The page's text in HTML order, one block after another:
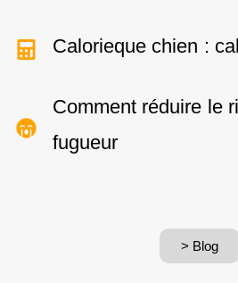
Calorieque chien :
Comment réduire le
fugueur
> Blog